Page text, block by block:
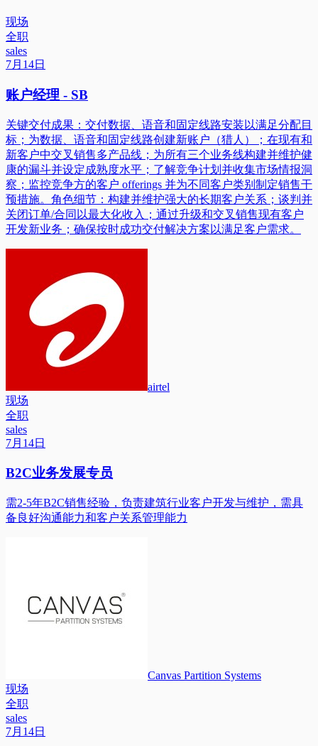
现场
全职
sales
7月14日
账户经理 - SB
关键交付成果：交付数据、语音和固定线路安装以满足分配目
标；为数据、语音和固定线路创建新账户（猎人）；在现有和
新客户中交叉销售多产品线；为所有三个业务线构建并维护健
康的漏斗并设定成熟度水平；了解竞争计划并收集市场情报洞
察；监控竞争方的客户 offerings 并为不同客户类别制定销售干
预措施。角色细节：构建并维护强大的长期客户关系；谈判并
关闭订单/合同以最大化收入；通过升级和交叉销售现有客户
开发新业务；确保按时成功交付解决方案以满足客户需求。
airtel
现场
全职
sales
7月14日
B2C业务发展专员
需2-5年B2C销售经验，负责建筑行业客户开发与维护，需具
备良好沟通能力和客户关系管理能力
Canvas Partition Systems
现场
全职
sales
7月14日